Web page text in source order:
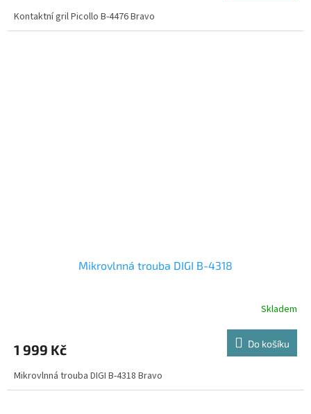
Kontaktní gril Picollo B-4476 Bravo
Mikrovlnná trouba DIGI B-4318
Skladem
1 999 Kč Do košíku
Mikrovlnná trouba DIGI B-4318 Bravo